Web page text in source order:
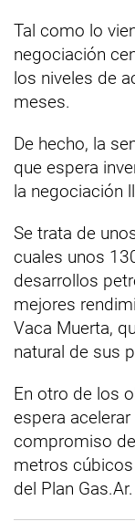
Tal como lo
negociación
los niveles de
meses.
De hecho, la
que espera
la negociación
Se trata de
cuales unos
desarrollos
mejores
Vaca Muerta,
natural de sus
En otro de los
espera
compromiso
metros
del Plan Gas.Ar.